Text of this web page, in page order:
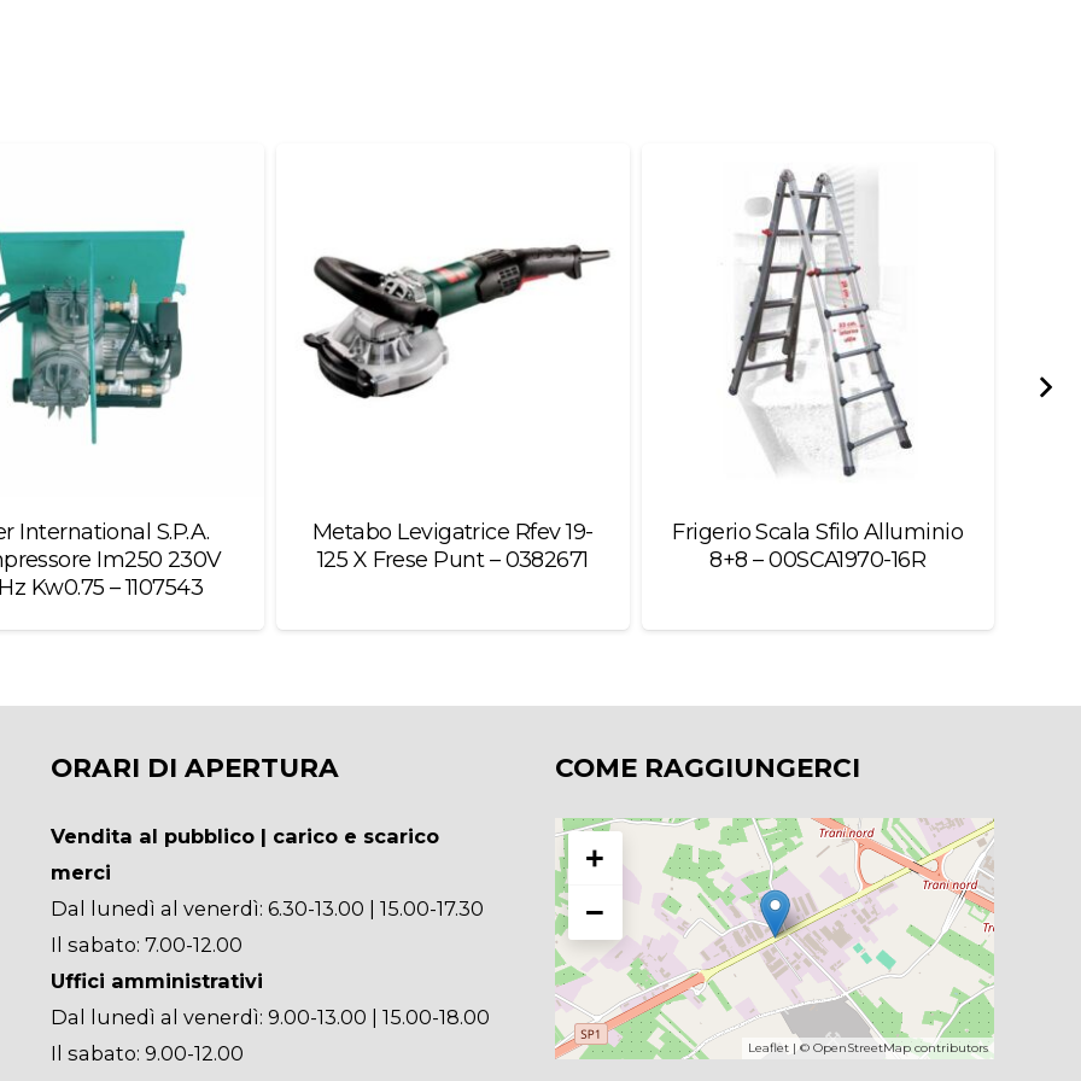
International S.P.A.
Im250 230V
Kw0.75 – 1107543
Metabo Levigatrice Rfev 19-
125 X Frese Punt – 0382671
Frigerio Scala Sfilo Alluminio
8+8 – 00SCA1970-16R
ORARI DI APERTURA
Vendita al pubblico | carico e scarico
merci
Dal lunedì al venerdì: 6.30-13.00 | 15.00-17.30
Il sabato: 7.00-12.00
Uffici amministrativi
Dal lunedì al venerdì: 9.00-13.00 | 15.00-18.00
Il sabato: 9.00-12.00
COME RAGGIUNGERCI
+
−
Leaflet| © OpenStreetMapcontributors